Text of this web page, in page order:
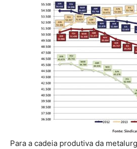
Para a cadeia produtiva da